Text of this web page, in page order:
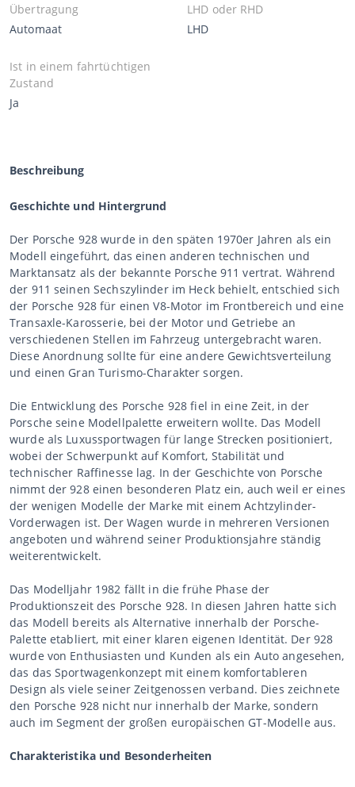
Übertragung
Automaat
LHD oder RHD
LHD
Ist in einem fahrtüchtigen
Zustand
Ja
Beschreibung
Geschichte und Hintergrund
Der Porsche 928 wurde in den späten 1970er Jahren als ein
Modell eingeführt, das einen anderen technischen und
Marktansatz als der bekannte Porsche 911 vertrat. Während
der 911 seinen Sechszylinder im Heck behielt, entschied sich
der Porsche 928 für einen V8-Motor im Frontbereich und eine
Transaxle-Karosserie, bei der Motor und Getriebe an
verschiedenen Stellen im Fahrzeug untergebracht waren.
Diese Anordnung sollte für eine andere Gewichtsverteilung
und einen Gran Turismo-Charakter sorgen.
Die Entwicklung des Porsche 928 fiel in eine Zeit, in der
Porsche seine Modellpalette erweitern wollte. Das Modell
wurde als Luxussportwagen für lange Strecken positioniert,
wobei der Schwerpunkt auf Komfort, Stabilität und
technischer Raffinesse lag. In der Geschichte von Porsche
nimmt der 928 einen besonderen Platz ein, auch weil er eines
der wenigen Modelle der Marke mit einem Achtzylinder-
Vorderwagen ist. Der Wagen wurde in mehreren Versionen
angeboten und während seiner Produktionsjahre ständig
weiterentwickelt.
Das Modelljahr 1982 fällt in die frühe Phase der
Produktionszeit des Porsche 928. In diesen Jahren hatte sich
das Modell bereits als Alternative innerhalb der Porsche-
Palette etabliert, mit einer klaren eigenen Identität. Der 928
wurde von Enthusiasten und Kunden als ein Auto angesehen,
das das Sportwagenkonzept mit einem komfortableren
Design als viele seiner Zeitgenossen verband. Dies zeichnete
den Porsche 928 nicht nur innerhalb der Marke, sondern
auch im Segment der großen europäischen GT-Modelle aus.
Charakteristika und Besonderheiten